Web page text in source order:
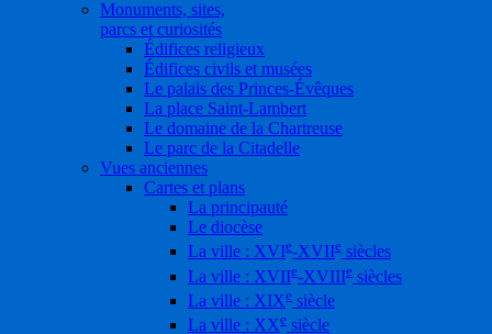
Monuments, sites,
parcs et curiosités
Édifices religieux
Édifices civils et musées
Le palais des Princes-Évêques
La place Saint-Lambert
Le domaine de la Chartreuse
Le parc de la Citadelle
Vues anciennes
Cartes et plans
La principauté
Le diocèse
La ville : XVIe-XVIIe siècles
La ville : XVIIe-XVIIIe siècles
La ville : XIXe siècle
La ville : XXe siècle